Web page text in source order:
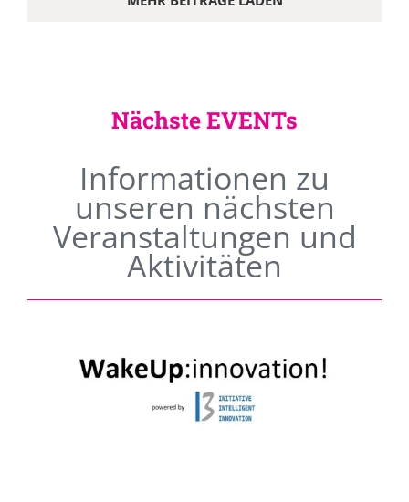
Nächste EVENTs
Informationen zu
unseren nächsten
Veranstaltungen und
Aktivitäten